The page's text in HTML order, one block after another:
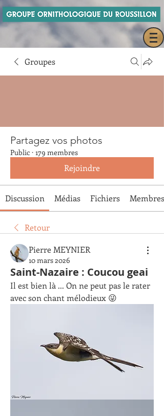
Groupes
Partagez vos photos
Public · 179 membres
Rejoindre
Discussion Médias Fichiers Membres
Retour
Pierre MEYNIER
10 mars 2026
Saint-Nazaire : Coucou geai
Il est bien là ... On ne peut pas le rater
avec son chant mélodieux 😜